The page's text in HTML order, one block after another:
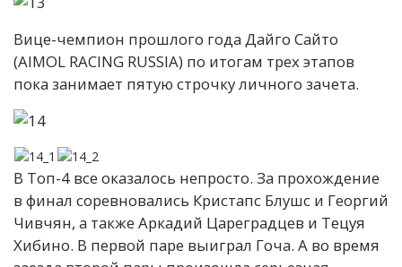
Вице-чемпион прошлого года Дайго Сайто
(AIMOL RACING RUSSIA) по итогам трех этапов
пока занимает пятую строчку личного зачета.
В Топ-4 все оказалось непросто. За прохождение
в финал соревновались Кристапс Блушс и Георгий
Чивчян, а также Аркадий Цареградцев и Тецуя
Хибино. В первой паре выиграл Гоча. А во время